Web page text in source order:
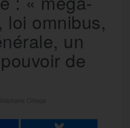
loi omnibus,
un
de